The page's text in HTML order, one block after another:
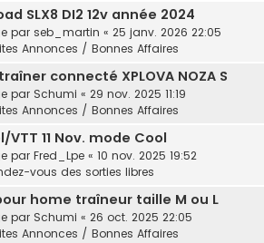
SLX8 DI2 12v année 2024
par seb_martin « 25 janv. 2026 22:05
Annonces / Bonnes Affaires
connecté XPLOVA NOZA S
par Schumi « 29 nov. 2025 11:19
Annonces / Bonnes Affaires
VTT 11 Nov. mode Cool
par Fred_Lpe « 10 nov. 2025 19:52
vous des sorties libres
home traîneur taille M ou L
par Schumi « 26 oct. 2025 22:05
Annonces / Bonnes Affaires